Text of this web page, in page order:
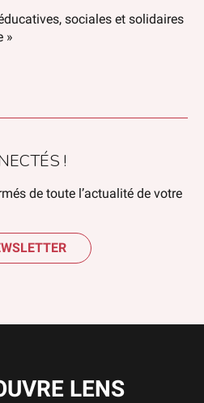
sociales et solidaires
»
!
de toute l’actualité de votre
LENS